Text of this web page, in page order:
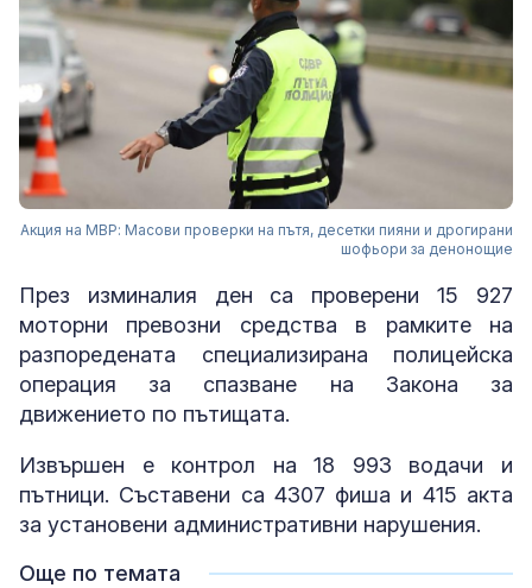
Акция на МВР: Масови проверки на пътя, десетки пияни и дрогирани
шофьори за денонощие
През изминалия ден са проверени 15 927
моторни превозни средства в рамките на
разпоредената специализирана полицейска
операция за спазване на Закона за
движението по пътищата.
Извършен е контрол на 18 993 водачи и
пътници. Съставени са 4307 фиша и 415 акта
за установени административни нарушения.
Още по темата